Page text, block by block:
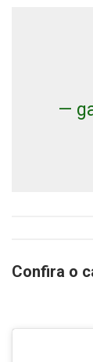
—
Confira o